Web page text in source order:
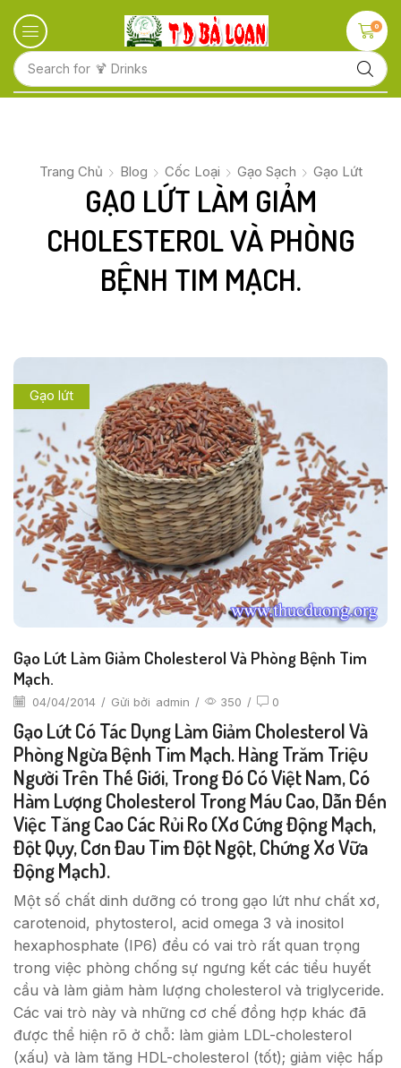
Search for 🍋 Fruits
0
Trang Chủ Blog Cốc Loại Gạo Sạch Gạo Lứt
GẠO LỨT LÀM GIẢM
CHOLESTEROL VÀ PHÒNG
BỆNH TIM MẠCH.
Gạo lứt
Gạo Lứt Làm Giảm Cholesterol Và Phòng Bệnh Tim
Mạch.
04/04/2014 / Gửi bởi admin / 350 / 0
Gạo Lứt Có Tác Dụng Làm Giảm Cholesterol Và
Phòng Ngừa Bệnh Tim Mạch. Hàng Trăm Triệu
Người Trên Thế Giới, Trong Đó Có Việt Nam, Có
Hàm Lượng Cholesterol Trong Máu Cao, Dẫn Đến
Việc Tăng Cao Các Rủi Ro (xơ Cứng Động Mạch,
Đột Qụy, Cơn Đau Tim Đột Ngột, Chứng Xơ Vữa
Động Mạch).
Một số chất dinh dưỡng có trong gạo lứt như chất xơ,
carotenoid, phytosterol, acid omega 3 và inositol
hexaphosphate (IP6) đều có vai trò rất quan trọng
trong việc phòng chống sự ngưng kết các tiểu huyết
cầu và làm giảm hàm lượng cholesterol và triglyceride.
Các vai trò này và những cơ chế đồng hợp khác đã
được thể hiện rõ ở chỗ: làm giảm LDL-cholesterol
(xấu) và làm tăng HDL-cholesterol (tốt); giảm việc hấp